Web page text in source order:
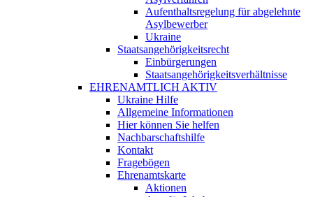
Aufenthaltsregelung für abgelehnte
Asylbewerber
Ukraine
Staatsangehörigkeitsrecht
Einbürgerungen
Staatsangehörigkeitsverhältnisse
EHRENAMTLICH AKTIV
Ukraine Hilfe
Allgemeine Informationen
Hier können Sie helfen
Nachbarschaftshilfe
Kontakt
Fragebögen
Ehrenamtskarte
Aktionen